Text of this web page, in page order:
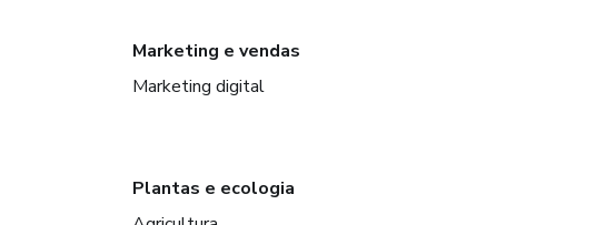
Marketing e vendas
Marketing digital
Plantas e ecologia